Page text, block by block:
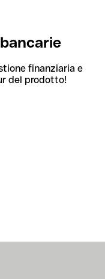
finanziaria e
del prodotto!